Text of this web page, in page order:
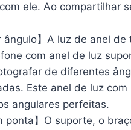
ele. Ao compartilhar
ângulo】A luz de anel
com anel de luz
de diferentes
Este anel de luz
angulares perfeitas.
ponta】O suporte, o